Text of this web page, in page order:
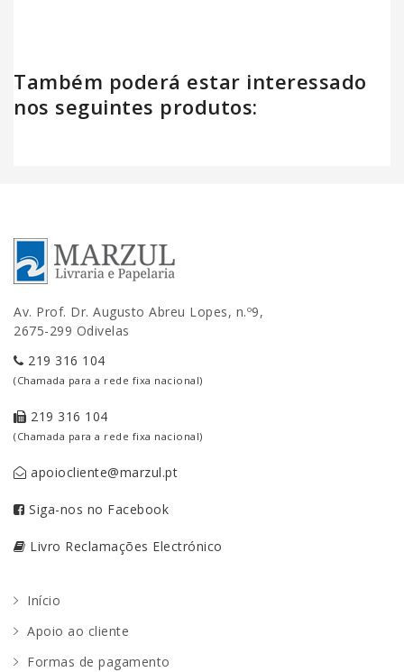
Também poderá estar interessado
nos seguintes produtos:
Av. Prof. Dr. Augusto Abreu Lopes, n.º9,
2675-299 Odivelas
219 316 104
(Chamada para a rede fixa nacional)
219 316 104
(Chamada para a rede fixa nacional)
apoiocliente@marzul.pt
Siga-nos no Facebook
Livro Reclamações Electrónico
Início
Apoio ao cliente
Formas de pagamento